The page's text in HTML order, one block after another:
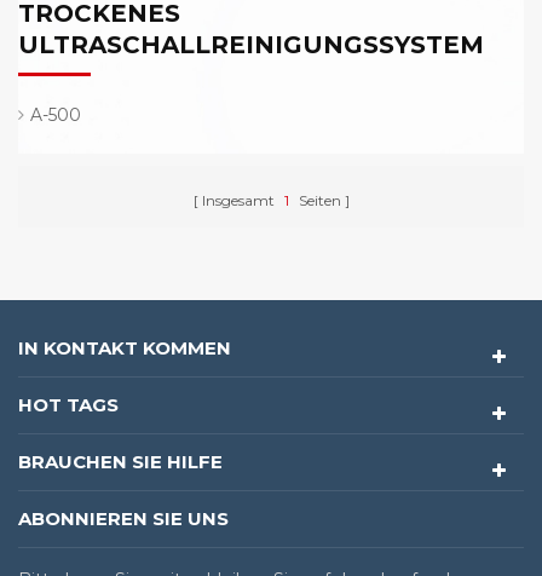
TROCKENES
ULTRASCHALLREINIGUNGSSYSTEM
A-500
Insgesamt 1 Seiten
IN KONTAKT KOMMEN
HOT TAGS
BRAUCHEN SIE HILFE
ABONNIEREN SIE UNS